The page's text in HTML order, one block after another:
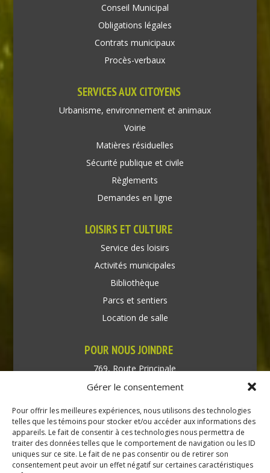
Gérer le consentement
Pour offrir les meilleures expériences, nous utilisons des technologies
telles que les témoins pour stocker et/ou accéder aux informations des
appareils. Le fait de consentir à ces technologies nous permettra de
traiter des données telles que le comportement de navigation ou les ID
uniques sur ce site. Le fait de ne pas consentir ou de retirer son
consentement peut avoir un effet négatif sur certaines caractéristiques
Conseil Municipal
Obligations légales
Contrats municipaux
Procès-verbaux
SERVICES AUX CITOYENS
Urbanisme, environnement et animaux
Voirie
Matières résiduelles
Sécurité publique et civile
Règlements
Demandes en ligne
LOISIRS ET CULTURE
Service des loisirs
Activités municipales
Bibliothèque
Parcs et sentiers
Location de salle
POUR NOUS JOINDRE
769, Route Principale
Très-Saint-Rédempteur
Téléphone : (450) 451-5203
Direction générale :
dir@tressaintredempteur.ca